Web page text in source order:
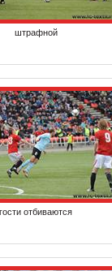
штрафной
гости отбиваются